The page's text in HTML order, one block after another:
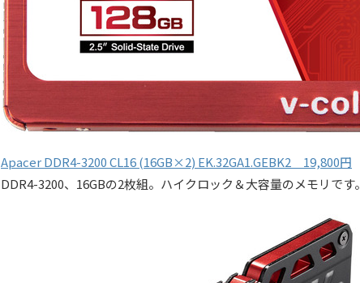
Apacer DDR4-3200 CL16 (16GB×2) EK.32GA1.GEBK2 19,800円
DDR4-3200、16GBの2枚組。ハイクロック＆大容量のメモリです。